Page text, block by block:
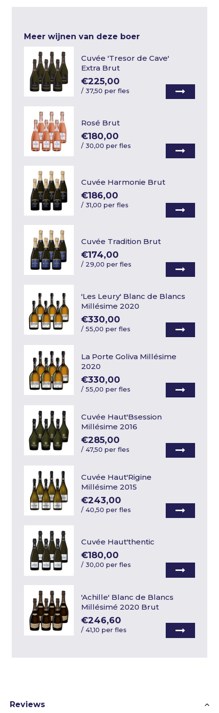
Meer wijnen van deze boer
Cuvée 'Tresor de Cave'
Extra Brut
€225,00
/37,50 per fles
Rosé Brut
€180,00
/30,00 per fles
Cuvée Harmonie Brut
€186,00
/31,00 per fles
Cuvée Tradition Brut
€174,00
/ 29,00 per fles
'Les Leury' Blanc de Blancs
Millésime 2020
€330,00
/55,00 per fles
La Porte Goliva Millésime
2020
€330,00
/55,00 per fles
Cuvée Haut'Bsession
Millésime 2016
€285,00
/47,50 per fles
Cuvée Haut'Rigine
Millésime 2015
€243,00
/40,50 per fles
Cuvée Haut'thentic
€180,00
/30,00 per fles
'Achille' Blanc de Blancs
Millésimé 2020 Brut
€246,60
/41,10 per fles
Reviews